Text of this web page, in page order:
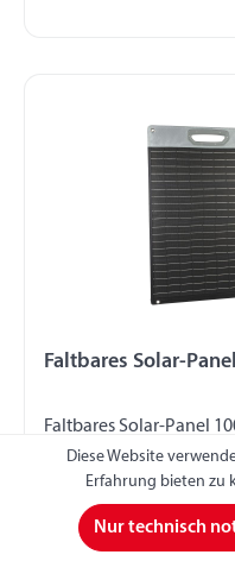
Faltbares Solar-
Faltbares Solar-Panel
zusammengefaltet: 526
auseinandergefaltet:
Stützfüße und
V Leerlaufspannung
Produktnummer:
Diese Website
Erfahrung bieten zu
Nur technisch